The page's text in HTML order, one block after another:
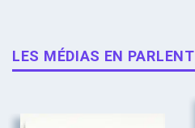
LES MÉDIAS EN PARLENT